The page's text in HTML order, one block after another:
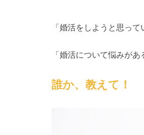
「婚活をしようと思っ
「婚活について悩みが
誰か、教えて！